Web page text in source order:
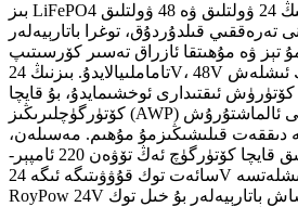
بىز LiFePO4 باتارېيەلىرىنىڭ 24 ۋولتلىق ۋە 48 ۋولتلىق
تەرەققىي قىلدۇردۇق، توغرا باتارېيەلەر
تېز ۋە مۇھىتقا ئازراق تەسىر كۆرسىتىپ
تاماملىيالايدۇ. بىزنىڭ 24V، 48V سىستېمىلىرىمىزنىڭ ئىشلەش
ئىقتىدارى ئوخشىمايدۇ، بۇ قايچا
كۆتۈرگۈچلىرىڭىز (AWP) ئۈچۈن ئەڭ ياخشى ئالماشتۇرۇش
دىققەت قىلىشىڭىزمۇ مۇھىم. مەسىلەن،
قوغۇشۇن كىسلاتالىق قايچا كۆتۈرگۈچ ئەڭ تۆۋەن 220 ئامپېر-
سائەت توك قۇۋۋىتىگە ئىگە 24V سىستېمىسىنى ئىشلەتسە.
RoyPow 24V سىستېمىسىغا ئوخشاش باتارېيەلەر بۇ خىل توك